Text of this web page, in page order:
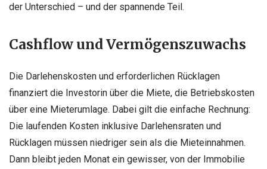
der Unterschied – und der spannende Teil.
Cashflow und Vermögenszuwachs
Die Darlehenskosten und erforderlichen Rücklagen
finanziert die Investorin über die Miete, die Betriebskosten
über eine Mieterumlage. Dabei gilt die einfache Rechnung:
Die laufenden Kosten inklusive Darlehensraten und
Rücklagen müssen niedriger sein als die Mieteinnahmen.
Dann bleibt jeden Monat ein gewisser, von der Immobilie